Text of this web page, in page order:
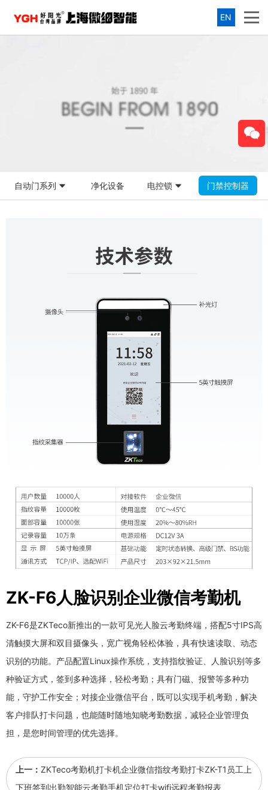
EN
自动门系列 净化设备 电控锁 门禁控制器
ZK-F6人脸识别企业微信考勤机
ZK-F6是ZKTeco新推出的一款可见光人脸云考勤终端，搭配5寸IPS高
清触摸大屏和双目摄像头，宽广视角轻松体验，具有快速读取、动态
识别的功能。产品配置Linux操作系统，支持指纹验证、人脸识别等多
种验证方式，签到多种选择，轻松考勤；具有门磁、报警等多种功
能，守护工作安全；对接企业微信平台，既可以实现手机考勤，解决
客户排队打卡问题，也能随时随地知晓考勤数据，减轻企业管理负
担，是您时间管理的优先选择。
上一： ZKTeco考勤机打卡机企业微信指纹考勤打卡ZK-T1员工上
下班签到出勤智能云考勤手机定位打卡wifi远程考勤报表